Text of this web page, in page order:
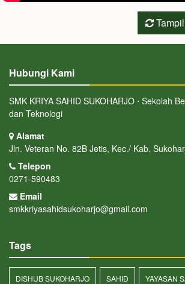
Hubungi Kami
SMK KRIYA SAHID SUKOHARJO ⋅ Sekolah
dan Teknologi
Alamat
Jln. Veteran No. 82B Jetis, Kec./ Kab.
Telepon
0271-590483
Email
smkkriyasahidsukoharjo@gmail.com
Tags
DISHUB SUKOHARJO SAHID YAYASAN